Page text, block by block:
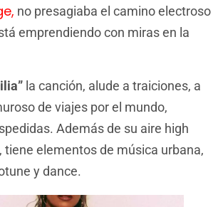
no presagiaba el camino electroso
emprendiendo con miras en la
la canción, alude a traiciones, a
de viajes por el mundo,
Además de su aire high
tiene elementos de música urbana,
y dance.